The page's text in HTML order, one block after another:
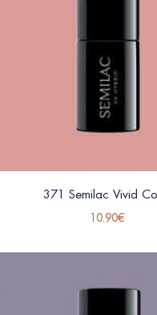
371 Semilac Vivid
10.90€